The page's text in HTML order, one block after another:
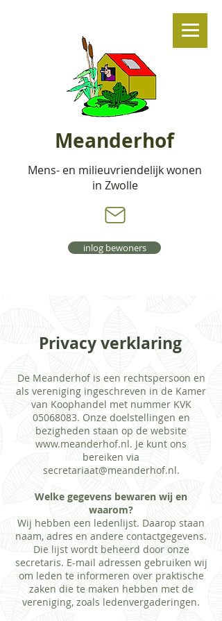
Meanderhof
inlog bewoners
Mens- en milieuvriendelijk wonen
in Zwolle
Privacy verklaring
De Meanderhof is een rechtspersoon en
als vereniging ingeschreven in de Kamer
van Koophandel met nummer KVK
05068083. Onze doelstellingen en
bezigheden staan op de website
www.meanderhof.nl. Je kunt ons
bereiken via
secretariaat@meanderhof.nl.
Welke gegevens bewaren wij en
waarom?
Wij hebben een ledenlijst. Daarop staan
naam, adres en andere contactgegevens.
Die lijst wordt beheerd door onze
secretaris. E-mail adressen gebruiken wij
om leden te informeren over praktische
zaken die te maken hebben met de
vereniging, zoals ledenvergaderingen.